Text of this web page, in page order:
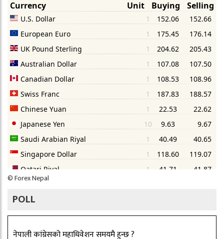
©Forex Nepal
POLL
नेपाली कांग्रेसको महाधिवेशन समयमै हुन्छ ?